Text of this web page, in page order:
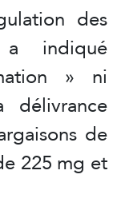
des
a indiqué
» ni
de
225 mg et